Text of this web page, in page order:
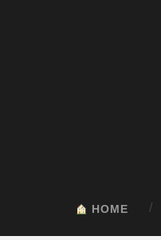
HOME